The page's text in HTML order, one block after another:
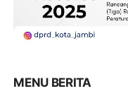
MENU BERITA